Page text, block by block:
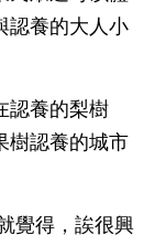
認養的大人小
認養的梨樹
樹認養的城市
覺得，誒很興